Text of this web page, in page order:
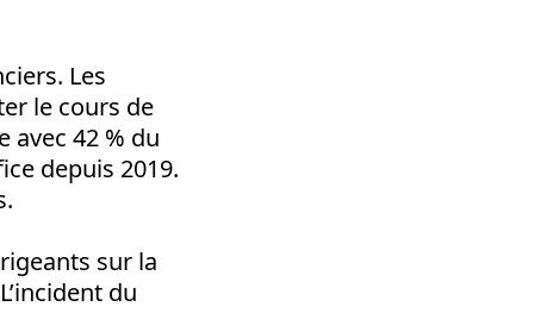
Les
le cours de
42 % du
depuis 2019.
sur la
du